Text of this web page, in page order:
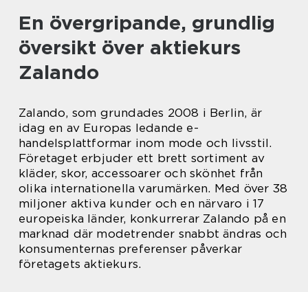
En övergripande, grundlig
översikt över aktiekurs
Zalando
Zalando, som grundades 2008 i Berlin, är
idag en av Europas ledande e-
handelsplattformar inom mode och livsstil.
Företaget erbjuder ett brett sortiment av
kläder, skor, accessoarer och skönhet från
olika internationella varumärken. Med över 38
miljoner aktiva kunder och en närvaro i 17
europeiska länder, konkurrerar Zalando på en
marknad där modetrender snabbt ändras och
konsumenternas preferenser påverkar
företagets aktiekurs.